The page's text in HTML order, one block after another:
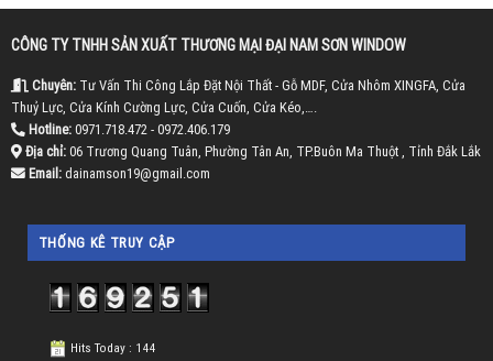
CÔNG TY TNHH SẢN XUẤT THƯƠNG MẠI ĐẠI NAM SƠN WINDOW
Chuyên:Tư Vấn Thi Công Lắp Đặt Nội Thất - Gỗ MDF, Cửa Nhôm XINGFA, Cửa
Thuỷ Lực, Cửa Kính Cường Lực, Cửa Cuốn, Cửa Kéo,….
Hotline:0971.718.472 - 0972.406.179
Địa chỉ:06 Trương Quang Tuân, Phường Tân An, TP.Buôn Ma Thuột , Tỉnh Đắk Lắk
Email:dainamson19@gmail.com
THỐNG KÊ TRUY CẬP
Hits Today : 144